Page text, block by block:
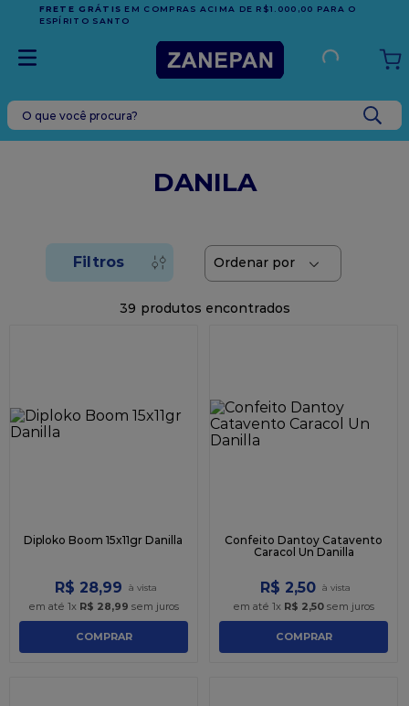
FRETE GRÁTIS EM COMPRAS ACIMA DE R$1.000,00 PARA O
ESPÍRITO SANTO
O que você procura?
DANILA
39
Diploko Boom 15x11gr Danilla
R$ 28,99
em até 1x R$ 28,99 sem juros
COMPRAR
Confeito Dantoy Catavento
Caracol Un Danilla
R$ 2,50
em até 1x R$ 2,50 sem juros
COMPRAR
TERMOS MAIS BUSCADOS
top harald
vabene
9º
caixa kraft